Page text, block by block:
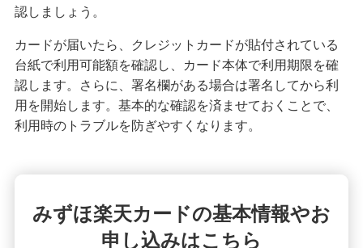
J-Coin Pay
その他決済・支払いサービス
みずほマイレージクラブ
認しましょう。
カードが届いたら、クレジットカードが貼付されている
台紙で利用可能額を確認し、カード本体で利用期限を確
認します。さらに、署名欄がある場合は署名してから利
用を開始します。基本的な確認を済ませておくことで、
利用時のトラブルを防ぎやすくなります。
みずほ楽天カードの基本情報やお
申し込みはこちら